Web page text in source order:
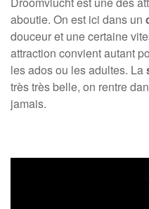
aboutie. On est ici dans un
douceur et une certaine
attraction convient autant
les ados ou les adultes. La
très très belle, on rentre
jamais.